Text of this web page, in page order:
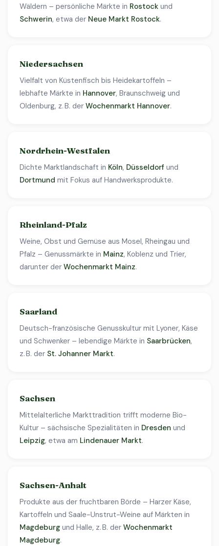
Wäldern – persönliche Märkte in Rostock und
Schwerin, etwa der Neue Markt Rostock.
Niedersachsen
Vielfalt von Küstenfisch bis Heidekartoffeln –
lebhafte Märkte in Hannover, Braunschweig und
Oldenburg, z. B. der Wochenmarkt Hannover.
Nordrhein-Westfalen
Dichte Marktlandschaft in Köln, Düsseldorf und
Dortmund mit Fokus auf Handwerksprodukte.
Rheinland-Pfalz
Weine, Obst und Gemüse aus Mosel, Rheingau und
Pfalz – Genussmärkte in Mainz, Koblenz und Trier,
darunter der Wochenmarkt Mainz.
Saarland
Deutsch-französische Genusskultur mit Lyoner, Käse
und Schwenker – lebendige Märkte in Saarbrücken,
z. B. der St. Johanner Markt.
Sachsen
Mittelalterliche Markttradition trifft moderne Bio-
Kultur – sächsische Spezialitäten in Dresden und
Leipzig, etwa am Lindenauer Markt.
Sachsen-Anhalt
Produkte aus der fruchtbaren Börde – Harzer Käse,
Kartoffeln und Saale-Unstrut-Weine auf Märkten in
Magdeburg und Halle, z. B. der Wochenmarkt
Magdeburg.